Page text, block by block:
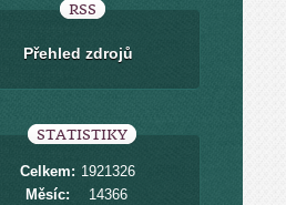
RSS
Přehled zdrojů
STATISTIKY
Celkem: 1921326
Měsíc:
14366